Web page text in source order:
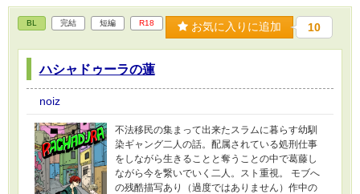
BL 完結 短編 R18 お気に入りに追加 10
ハシャドゥーラの蓮
noiz
不法移民の集まって出来たスラムに暮らす幼馴
染ギャング二人の話。配属されている処刑仕事
をしながら生きることと奪うことの中で葛藤し
ながら今を繋いでいく二人。スト重視。 モブへ
の残酷描写あり（過度ではありません）作中の